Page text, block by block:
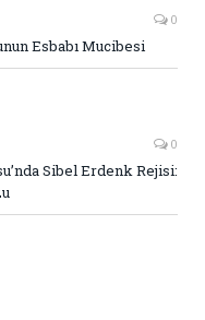
0
Esbabı Mucibesi
0
Sibel Erdenk Rejisi: